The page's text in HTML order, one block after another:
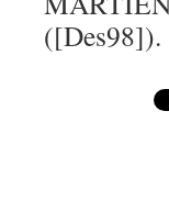
([Des98]).